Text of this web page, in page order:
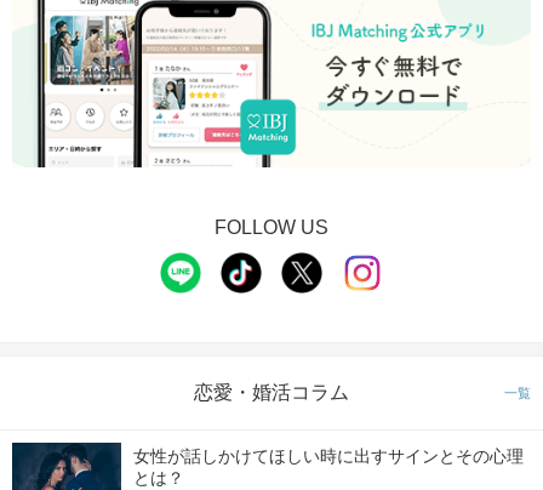
FOLLOW US
恋愛・婚活コラム 一覧
女性が話しかけてほしい時に出すサインとその心理
とは？